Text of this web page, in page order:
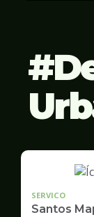
SERVICO
Santos